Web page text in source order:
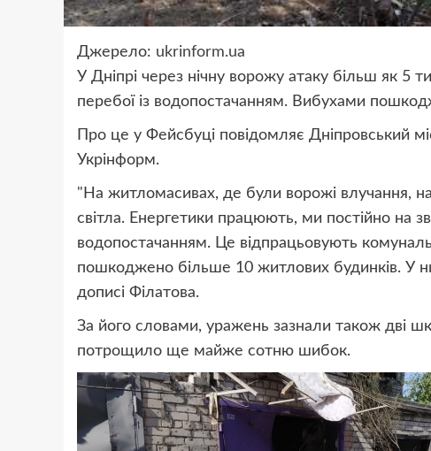
Джерело: ukrinform.ua
У Дніпрі через нічну ворожу атаку більш як 5
перебої із водопостачанням. Вибухами
Про це у Фейсбуці повідомляє Дніпровський
Укрінформ.
"На житломасивах, де були ворожі влучання,
світла. Енергетики працюють, ми постійно на
водопостачанням. Це відпрацьовують
пошкоджено більше 10 житлових будинків. У
дописі Філатова.
За його словами, уражень зазнали також дві
потрощило ще майже сотню шибок.